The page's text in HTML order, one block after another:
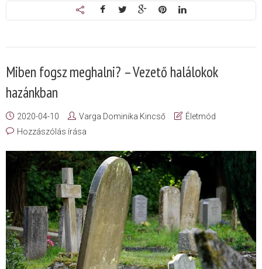
Miben fogsz meghalni? – Vezető halálokok
hazánkban
2020-04-10 Varga Dominika Kincső
Életmód
Hozzászólás írása